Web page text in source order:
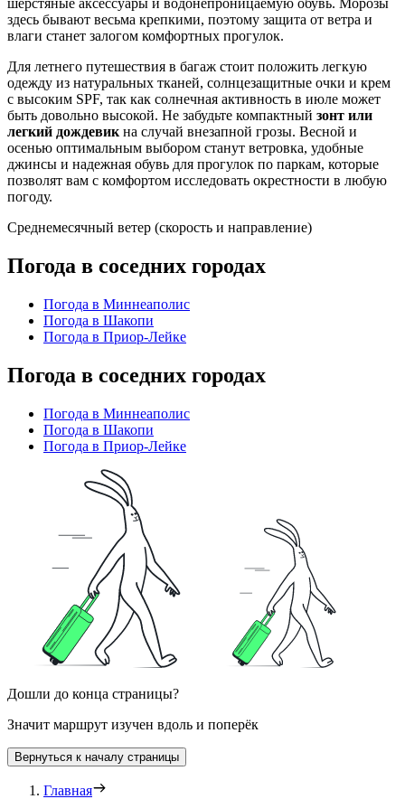
шерстяные аксессуары и водонепроницаемую обувь. Морозы
здесь бывают весьма крепкими, поэтому защита от ветра и
влаги станет залогом комфортных прогулок.
Для летнего путешествия в багаж стоит положить легкую
одежду из натуральных тканей, солнцезащитные очки и крем
с высоким SPF, так как солнечная активность в июле может
быть довольно высокой. Не забудьте компактный зонт или
легкий дождевик на случай внезапной грозы. Весной и
осенью оптимальным выбором станут ветровка, удобные
джинсы и надежная обувь для прогулок по паркам, которые
позволят вам с комфортом исследовать окрестности в любую
погоду.
Среднемесячный ветер (скорость и направление)
Погода в соседних городах
Погода в Миннеаполис
Погода в Шакопи
Погода в Приор-Лейке
Погода в соседних городах
Погода в Миннеаполис
Погода в Шакопи
Погода в Приор-Лейке
Дошли до конца страницы?
Значит маршрут изучен вдоль и поперёк
Вернуться к началу страницы
Главная